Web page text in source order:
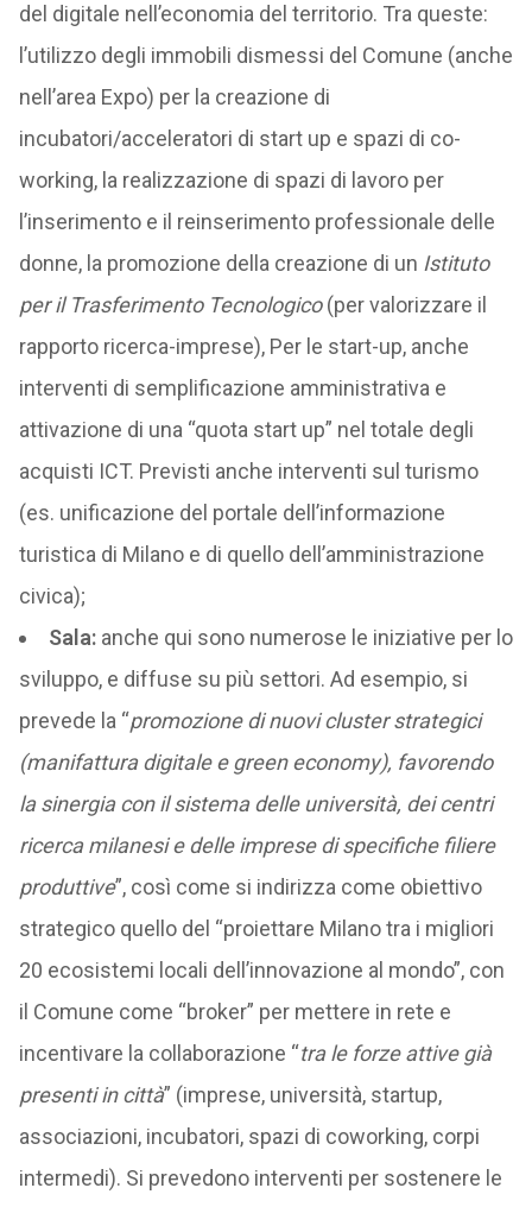
del digitale nell’economia del territorio. Tra queste:
l’utilizzo degli immobili dismessi del Comune (anche
nell’area Expo) per la creazione di
incubatori/acceleratori di start up e spazi di co-
working, la realizzazione di spazi di lavoro per
l’inserimento e il reinserimento professionale delle
donne, la promozione della creazione di un Istituto
per il Trasferimento Tecnologico(per valorizzare il
rapporto ricerca-imprese), Per le start-up, anche
interventi di semplificazione amministrativa e
attivazione di una “quota start up” nel totale degli
acquisti ICT. Previsti anche interventi sul turismo
(es. unificazione del portale dell’informazione
turistica di Milano e di quello dell’amministrazione
civica);
Sala: anche qui sono numerose le iniziative per lo
sviluppo, e diffuse su più settori. Ad esempio, si
prevede la “promozione di nuovi cluster strategici
(manifattura digitale e green economy), favorendo
la sinergia con il sistema delle università, dei centri
ricerca milanesi e delle imprese di specifiche filiere
produttive”, così come si indirizza come obiettivo
strategico quello del “proiettare Milano tra i migliori
20 ecosistemi locali dell’innovazione al mondo”, con
il Comune come “broker” per mettere in rete e
incentivare la collaborazione “tra le forze attive già
presenti in città” (imprese, università, startup,
associazioni, incubatori, spazi di coworking, corpi
intermedi). Si prevedono interventi per sostenere le